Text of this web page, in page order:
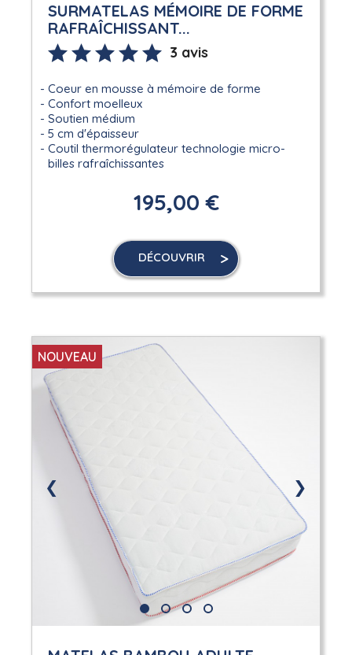
SURMATELAS MÉMOIRE DE FORME
RAFRAÎCHISSANT...
3 avis
Coeur en mousse à mémoire de forme
Confort moelleux
Soutien médium
5 cm d'épaisseur
Coutil thermorégulateur technologie micro-
billes rafraîchissantes
195,00 €
DÉCOUVRIR
❮ ❯
NOUVEAU